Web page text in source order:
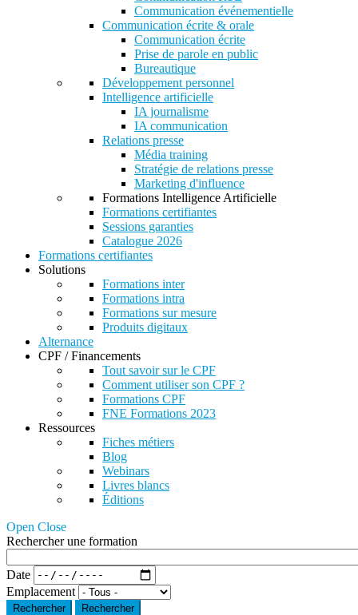
Communication événementielle
Communication écrite & orale
Communication écrite
Prise de parole en public
Bureautique
Développement personnel
Intelligence artificielle
IA journalisme
IA communication
Relations presse
Média training
Stratégie de relations presse
Marketing d'influence
Formations Intelligence Artificielle
Formations certifiantes
Sessions garanties
Catalogue 2026
Formations certifiantes
Solutions
Formations inter
Formations intra
Formations sur mesure
Produits digitaux
Alternance
CPF / Financements
Tout savoir sur le CPF
Comment utiliser son CPF ?
Formations CPF
FNE Formations 2023
Ressources
Fiches métiers
Blog
Webinars
Livres blancs
Éditions
Open Close
Rechercher une formation
Date
Emplacement
Rechercher